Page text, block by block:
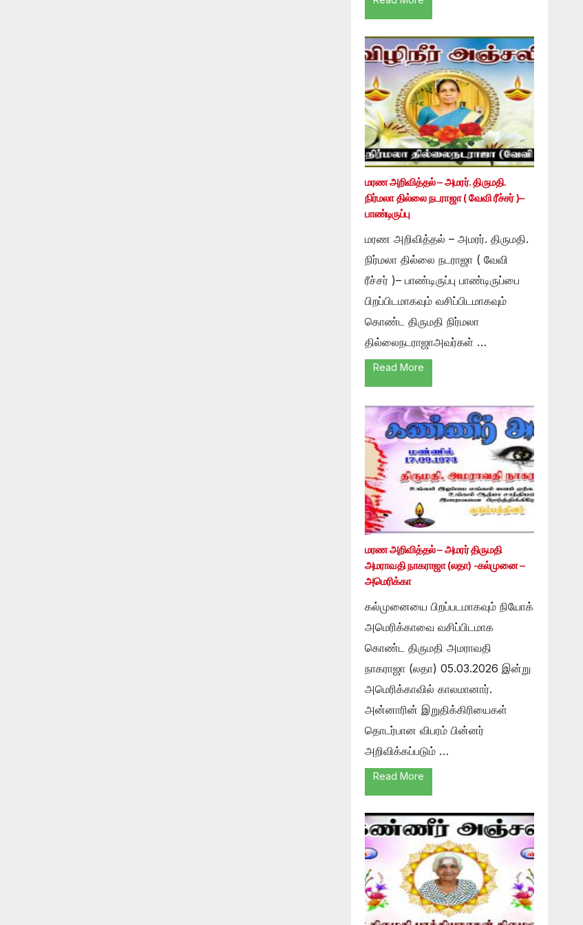
மரண அறிவித்தல் – அமரர். திருமதி.
நிர்மலா தில்லை நடராஜா ( வேவி ரீச்சர் )–
பாண்டிருப்பு
மரண அறிவித்தல் – அமரர். திருமதி.
நிர்மலா தில்லை நடராஜா ( வேவி
ரீச்சர் )– பாண்டிருப்பு பாண்டிருப்பை
பிறப்பிடமாகவும் வசிப்பிடமாகவும்
கொண்ட திருமதி நிர்மலா
தில்லைநடராஜாஅவர்கள் …
Read More
மரண அறிவித்தல் – அமரர் திருமதி
அமராவதி நாகராஜா (லதா) -கல்முனை –
அமெரிக்கா
கல்முனையை பிறப்படமாகவும் நியோக்
அமெரிக்காவை வசிப்பிடமாக
கொண்ட திருமதி அமராவதி
நாகராஜா (லதா) 05.03.2026 இன்று
அமெரிக்காவில் காலமானார்.
அன்னாரின் இறுதிக்கிரியைகள்
தொடர்பான விபரம் பின்னர்
அறிவிக்கப்படும் …
Read More